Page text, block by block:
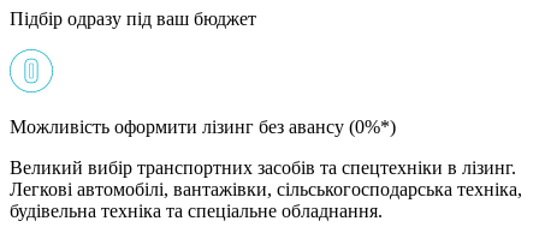
Підбір одразу під ваш бюджет
Можливість оформити лізинг без авансу (0%*)
Великий вибір транспортних засобів та спецтехніки в лізинг.
Легкові автомобілі, вантажівки, сільськогосподарська техніка,
будівельна техніка та спеціальне обладнання.